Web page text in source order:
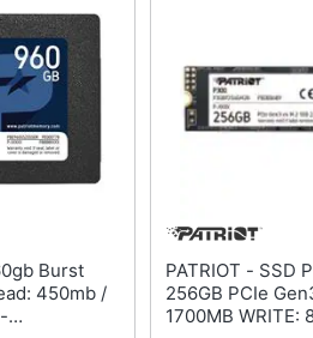
450mb /
PATRIOT - SSD P300 M. 2 2280
256GB PCIe
1700MB WRITE: